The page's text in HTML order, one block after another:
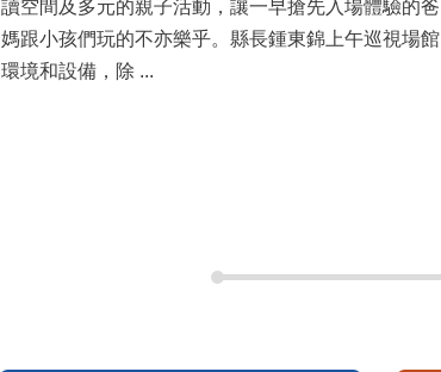
讀空間及多元的親子活動，讓一早搶先入場體驗的爸
媽跟小孩們玩的不亦樂乎。縣長鍾東錦上午巡視場館
環境和設備，除 ...